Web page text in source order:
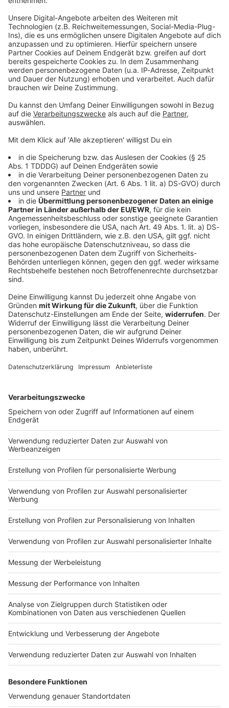
Kontaktformular
Sprachnachricht
© dpa-infocom, dpa:260626-930-287053/2
DAS KÖNNTE DICH AUCH INTERESSIEREN
Bayern
Der Start in die neue Woche wird heiß und gewittrig.
DEINE GEMERKTEN ARTIKEL
Du hast dir noch keine Artikel gemerkt
Markiere sie hierfür mit einem
Impressum
Nutzungsbedingungen
Jobs
Presse
Werben
Archiv
ANTENNE BAYERN GROUP
Kontakt
Studio-Hotline
Verkehrs-Hotline
Newsletter